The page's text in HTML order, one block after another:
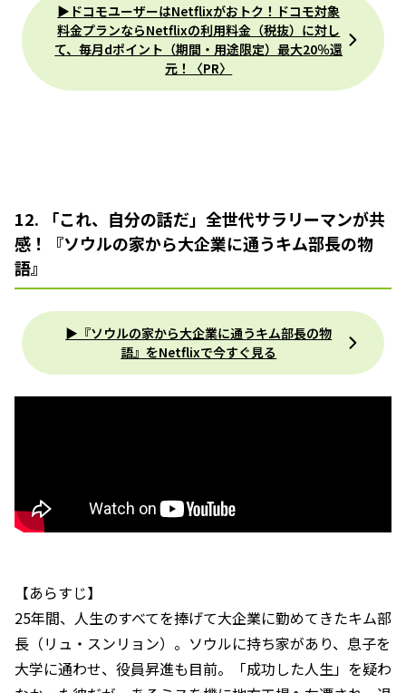
▶ドコモユーザーはNetflixがおトク！ドコモ対象
料金プランならNetflixの利用料金（税抜）に対し
て、毎月dポイント（期間・用途限定）最大20％還
元！〈PR〉
12. 「これ、自分の話だ」全世代サラリーマンが共
感！『ソウルの家から大企業に通うキム部長の物
語』
▶︎『ソウルの家から大企業に通うキム部長の物
語』をNetflixで今すぐ見る
【あらすじ】
25年間、人生のすべてを捧げて大企業に勤めてきたキム部
長（リュ・スンリョン）。ソウルに持ち家があり、息子を
大学に通わせ、役員昇進も目前。「成功した人生」を疑わ